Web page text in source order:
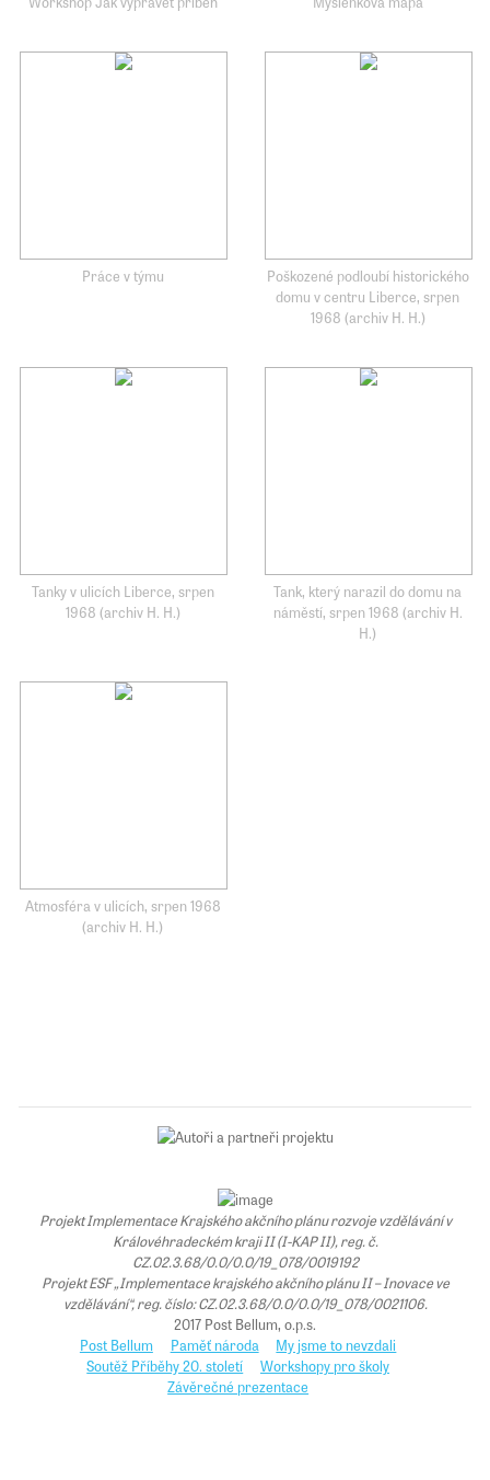
Práce v týmu
Poškozené podloubí historického
domu v centru Liberce, srpen
1968 (archiv H. H.)
Tanky v ulicích Liberce, srpen
1968 (archiv H. H.)
Tank, který narazil do domu na
náměstí, srpen 1968 (archiv H.
H.)
Atmosféra v ulicích, srpen 1968
(archiv H. H.)
Projekt Implementace Krajského akčního plánu rozvoje vzdělávání v
Královéhradeckém kraji II (I-KAP II), reg. č.
CZ.02.3.68/0.0/0.0/19_078/0019192
Projekt ESF „Implementace krajského akčního plánu II – Inovace ve
vzdělávání“, reg. číslo: CZ.02.3.68/0.0/0.0/19_078/0021106.
2017 Post Bellum, o.p.s.
Post Bellum
Paměť národa
My jsme to nevzdali
Soutěž Příběhy 20. století
Workshopy pro školy
Závěrečné prezentace